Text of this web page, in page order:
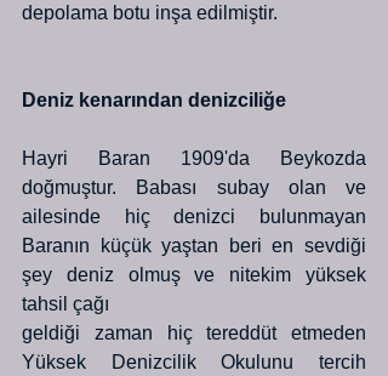
depolama botu inşa edilmiştir.
Deniz kenarından denizciliğe
Hayri Baran 1909'da Beykozda
doğmuştur. Babası subay olan ve
ailesinde hiç denizci bulunmayan
Baranın küçük yaştan beri en sevdiği
şey deniz olmuş ve nitekim yüksek
tahsil çağı
geldiği zaman hiç tereddüt etmeden
Yüksek Denizcilik Okulunu tercih